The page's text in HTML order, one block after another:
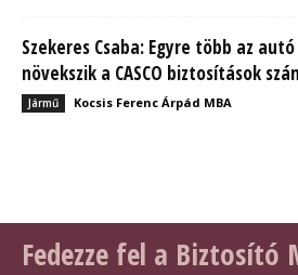
Szekeres Csaba: Egyre több az
növekszik a CASCO biztosítások
Jármű Kocsis Ferenc Árpád MBA
Fedezze fel a Biztosító